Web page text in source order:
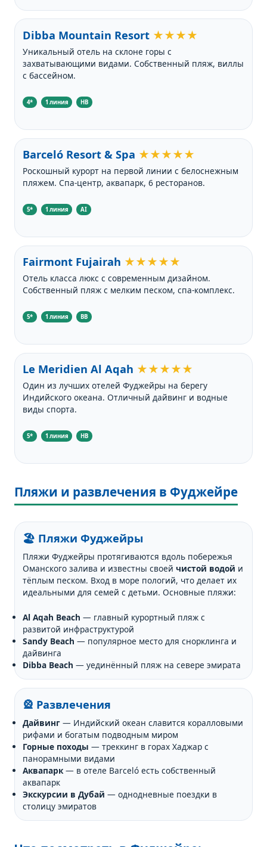
Dibba Mountain Resort ★★★★
Уникальный отель на склоне горы с
захватывающими видами. Собственный пляж, виллы
с бассейном.
4* 1 линия HB
Barceló Resort & Spa ★★★★★
Роскошный курорт на первой линии с белоснежным
пляжем. Спа-центр, аквапарк, 6 ресторанов.
5* 1 линия AI
Fairmont Fujairah ★★★★★
Отель класса люкс с современным дизайном.
Собственный пляж с мелким песком, спа-комплекс.
5* 1 линия BB
Le Meridien Al Aqah ★★★★★
Один из лучших отелей Фуджейры на берегу
Индийского океана. Отличный дайвинг и водные
виды спорта.
5* 1 линия HB
Пляжи и развлечения в Фуджейре
🏖️ Пляжи Фуджейры
Пляжи Фуджейры протягиваются вдоль побережья
Оманского залива и известны своейчистой водой и
тёплым песком. Вход в море пологий, что делает их
идеальными для семей с детьми. Основные пляжи:
Al Aqah Beach — главный курортный пляж с
развитой инфраструктурой
Sandy Beach — популярное место для снорклинга и
дайвинга
Dibba Beach — уединённый пляж на севере эмирата
🎡 Развлечения
Дайвинг — Индийский океан славится коралловыми
рифами и богатым подводным миром
Горные походы — треккинг в горах Хаджар с
панорамными видами
Аквапарк — в отеле Barceló есть собственный
аквапарк
Экскурсии в Дубай — однодневные поездки в
столицу эмиратов